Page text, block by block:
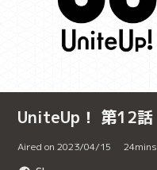
UniteUp！ 第12話
Aired on 2023/04/15 24mins